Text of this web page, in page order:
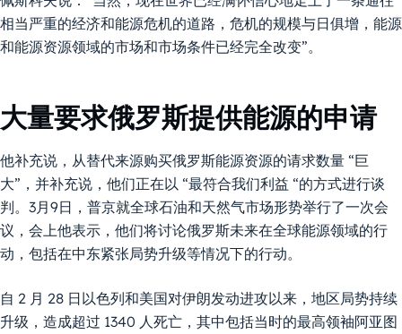
相当严重的经济和能源危机的道路，危机的规模与日俱增，能源
和能源资源领域的市场和市场条件已经完全改变”。
大量要求俄罗斯提供能源的申请
他补充说，从替代来源购买俄罗斯能源资源的请求数量 “巨
大”，并补充说，他们正在以 “最符合我们利益 “的方式进行谈
判。3月9日，普京就全球石油和天然气市场形势举行了一次会
议，会上他表示，他们将讨论俄罗斯未来在全球能源领域的行
动，包括在中东紧张局势升级等情况下的行动。
自 2 月 28 日以色列和美国对伊朗发动进攻以来，地区局势持续
升级，造成超过 1340 人死亡，其中包括当时的最高领袖阿亚图